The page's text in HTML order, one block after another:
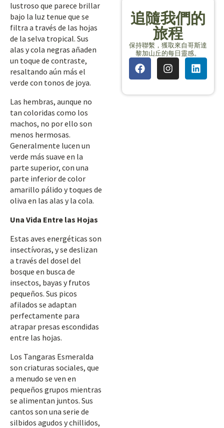
lustroso que parece brillar
bajo la luz tenue que se
filtra a través de las hojas
de la selva tropical. Sus
alas y cola negras añaden
un toque de contraste,
resaltando aún más el
verde con tonos de joya.
Las hembras, aunque no
tan coloridas como los
machos, no por ello son
menos hermosas.
Generalmente lucen un
verde más suave en la
parte superior, con una
parte inferior de color
amarillo pálido y toques de
oliva en las alas y la cola.
Una Vida Entre las Hojas
Estas aves energéticas son
insectívoras, y se deslizan
a través del dosel del
bosque en busca de
insectos, bayas y frutos
pequeños. Sus picos
afilados se adaptan
perfectamente para
atrapar presas escondidas
entre las hojas.
Los Tangaras Esmeralda
son criaturas sociales, que
a menudo se ven en
pequeños grupos mientras
se alimentan juntos. Sus
cantos son una serie de
silbidos agudos y chillidos,
追隨我們的
旅程
保持聯繫，獲取來自哥斯達
黎加山丘的每日靈感。